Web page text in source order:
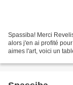
Spassiba! Merci
alors j'en ai profité
aimes l'art, voici un